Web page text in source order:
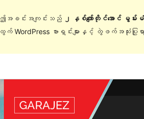
ဤအခင်းအကျင်းသည် ၂ နှစ်ကျော်တိုင်အောင် မွမ်း
ထွက် WordPress ဗားရှင်းများနှင့် တွဲဖက်အသုံး